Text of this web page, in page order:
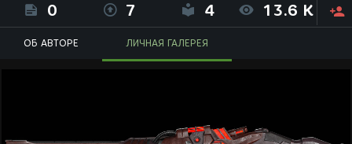
0 7 4 13.6 K
ОБ АВТОРЕ ЛИЧНАЯ ГАЛЕРЕЯ